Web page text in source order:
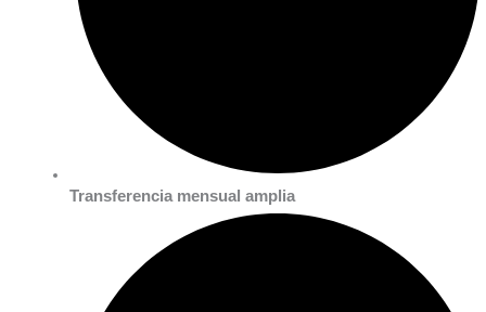
Transferencia mensual amplia